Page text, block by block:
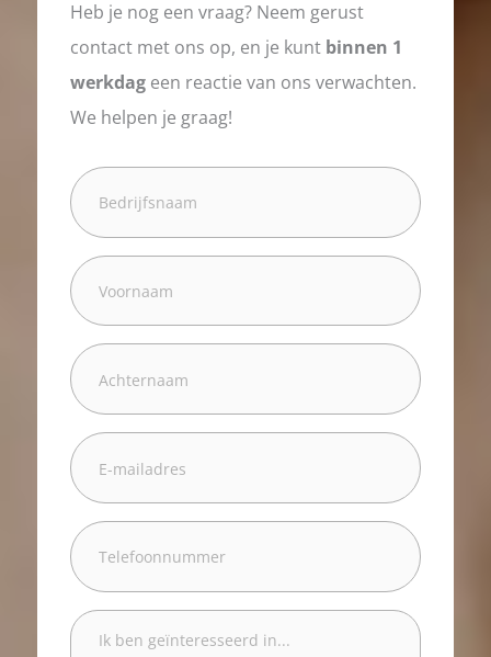
Heb je nog een vraag? Neem gerust
contact met ons op, en je kunt binnen 1
werkdag een reactie van ons verwachten.
We helpen je graag!
Bedrijfsnaam
Voornaam
Achternaam
E-
mailadres
Telefoonnummer
Ik